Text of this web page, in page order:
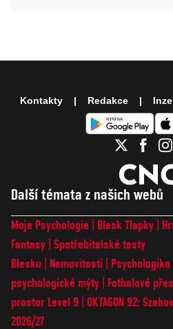
Další témata z našich webů
Moje Psychologie Blesk Tlapky
Fantasy Spotřebitelské testy
Blesku
Nemovitosti
psychologické mýty
Fotbalové
prostor Level 9 OKTAGON 92:
2026/27
Kontakty Redakce